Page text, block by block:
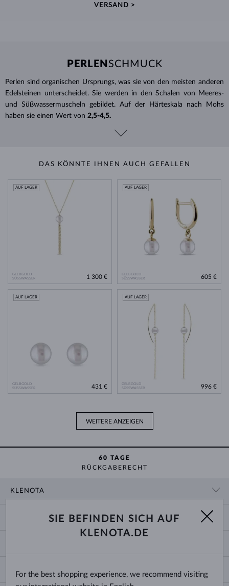
VERSAND >
PERLEN SCHMUCK
Perlen sind organischen Ursprungs, was sie von den meisten anderen
Edelsteinen unterscheidet. Sie werden in den Schalen von Meeres-
und Süßwassermuscheln gebildet. Auf der Härteskala nach Mohs
haben sie einen Wert von 2,5-4,5.
DAS KÖNNTE IHNEN AUCH GEFALLEN
GELBGOLD
SÜSSWASSER
AUF LAGER
1 300 €
GELBGOLD
SÜSSWASSER
AUF LAGER
605 €
GELBGOLD
SÜSSWASSER
AUF LAGER
431 €
GELBGOLD
SÜSSWASSER
AUF LAGER
996 €
WEITERE ANZEIGEN
60 TAGE
RÜCKGABERECHT
KLENOTA
BLOG
ZAHLUNG UND VERSAND
TRAURINGE AUSWÄHLEN
KETTENGRÖSSEN UND -ARTEN
SIE BEFINDEN SICH AUF
KLENOTA.DE
For the best shopping experience, we recommend visiting